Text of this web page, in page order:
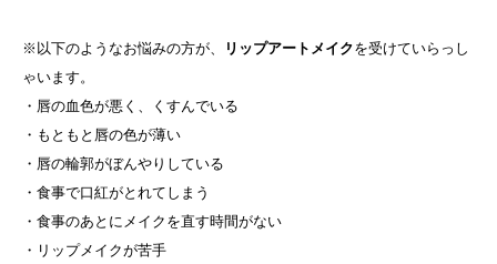
※以下のようなお悩みの方が、 リップアートメイクを受けていらっし
ゃいます。
・唇の血色が悪く、くすんでいる
・もともと唇の色が薄い
・唇の輪郭がぼんやりしている
・食事で口紅がとれてしまう
・食事のあとにメイクを直す時間がない
・リップメイクが苦手